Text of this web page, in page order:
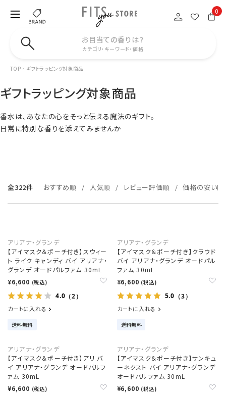
0
お目当ての香りは？
カテゴリ・キーワード・価格
TOP ギフトラッピング対象商品
ギフトラッピング対象商品
香水は、あなたの心をそっと伝える魔法のギフト。
日常に特別な香りを添えてみませんか
全322件 おすすめ順 人気順 レビュー評価順 価格の安い順
アリアナ・グランデ
【アイマスク＆ポーチ付き】スウィー
ト ライク キャンディ バイ アリアナ・
グランデ オードパルファム 30mL
¥6,600 (税込)
4.0 （2）
カートに入れる
送料無料
アリアナ・グランデ
【アイマスク＆ポーチ付き】クラウド
バイ アリアナ・グランデ オードパル
ファム 30mL
¥6,600 (税込)
5.0 （3）
カートに入れる
送料無料
アリアナ・グランデ
【アイマスク＆ポーチ付き】アリ バ
イ アリアナ・グランデ オードパルフ
ァム 30mL
¥6,600 (税込)
アリアナ・グランデ
【アイマスク＆ポーチ付き】サンキュ
ーネクスト バイ アリアナ・グランデ
オードパルファム 30mL
¥6,600 (税込)